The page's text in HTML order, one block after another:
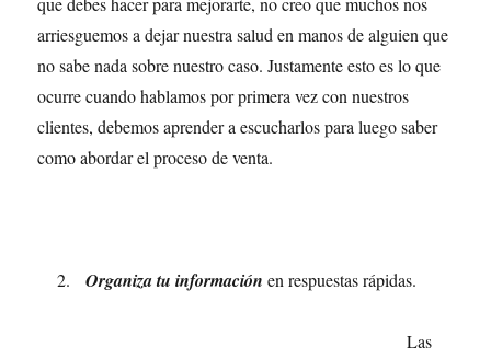
arriesguemos a dejar nuestra salud en manos de alguien que
no sabe nada sobre nuestro caso. Justamente esto es lo que
ocurre cuando hablamos por primera vez con nuestros
clientes, debemos aprender a escucharlos para luego saber
como abordar el proceso de venta.
2.Organiza tu información en respuestas rápidas.
Las